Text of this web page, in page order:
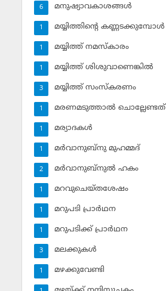
മനുഷ്യാവകാശങ്ങള്‍
6
മയ്യിത്തിന്റെ കണ്ണടക്കുമ്പോള്‍
1
മയ്യിത്ത് നമസ്‌കാരം
1
മയ്യിത്ത് ശിശുവാണെങ്കില്‍
1
മയ്യിത്ത് സംസ്‌കരണം
3
മരണമടുത്താല്‍ ചൊല്ലേണ്ടത്
1
മര്യാദകള്‍
1
മര്‍വാനുബ്‌നു മുഹമ്മദ്
1
മര്‍വാനുബ്‌നുല്‍ ഹകം
2
മറവുചെയ്തശേഷം
1
മറുപടി പ്രാര്‍ഥന
1
മറുപടിക്ക് പ്രാര്‍ഥന
1
മലക്കുകള്‍
3
മഴക്കുവേണ്ടി
1